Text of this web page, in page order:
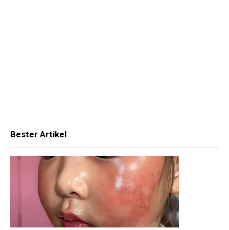
Bester Artikel